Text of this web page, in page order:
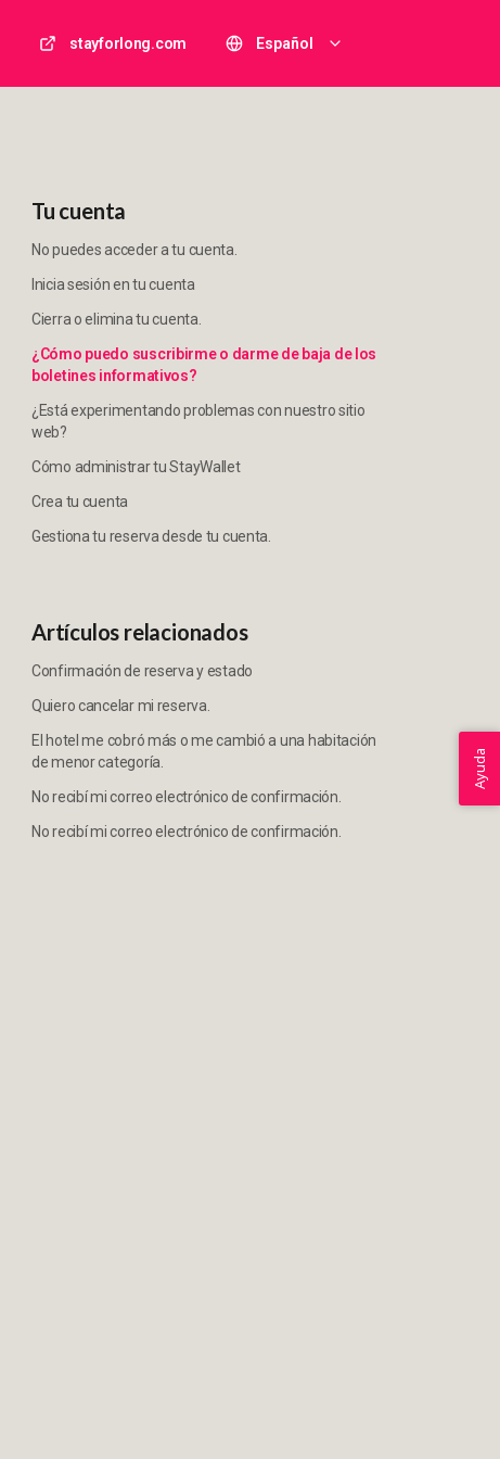
stayforlong.com Español
Tu cuenta
No puedes acceder a tu cuenta.
Inicia sesión en tu cuenta
Cierra o elimina tu cuenta.
¿Cómo puedo suscribirme o darme de baja de los
boletines informativos?
¿Está experimentando problemas con nuestro sitio
web?
Cómo administrar tu StayWallet
Crea tu cuenta
Gestiona tu reserva desde tu cuenta.
Artículos relacionados
Confirmación de reserva y estado
Quiero cancelar mi reserva.
El hotel me cobró más o me cambió a una habitación
de menor categoría.
No recibí mi correo electrónico de confirmación.
No recibí mi correo electrónico de confirmación.
Ayuda